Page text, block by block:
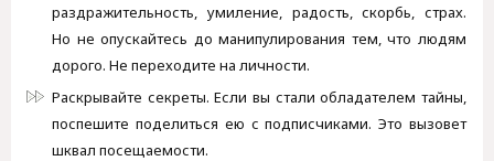
раздражительность, умиление, радость, скорбь, страх.
Но не опускайтесь до манипулирования тем, что людям
дорого. Не переходите на личности.
Раскрывайте секреты. Если вы стали обладателем тайны,
поспешите поделиться ею с подписчиками. Это вызовет
шквал посещаемости.